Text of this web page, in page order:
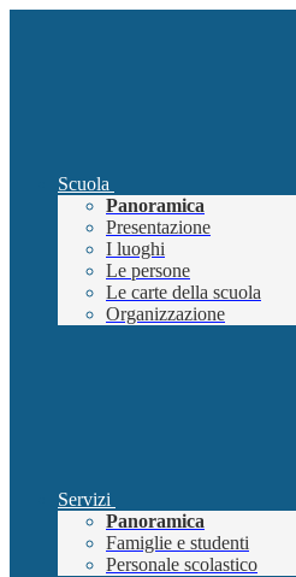
Scuola
Panoramica
Presentazione
I luoghi
Le persone
Le carte della scuola
Organizzazione
Servizi
Panoramica
Famiglie e studenti
Personale scolastico